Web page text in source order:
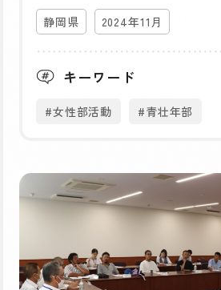
静岡県 2024年11月
キーワード
#女性部活動 #青壮年部